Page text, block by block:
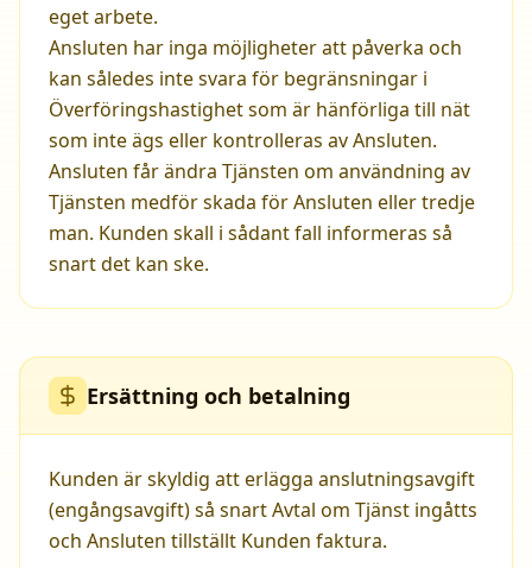
eget arbete.
Ansluten har inga möjligheter att påverka och
kan således inte svara för begränsningar i
Överföringshastighet som är hänförliga till nät
som inte ägs eller kontrolleras av Ansluten.
Ansluten får ändra Tjänsten om användning av
Tjänsten medför skada för Ansluten eller tredje
man. Kunden skall i sådant fall informeras så
snart det kan ske.
Ersättning och betalning
Kunden är skyldig att erlägga anslutningsavgift
(engångsavgift) så snart Avtal om Tjänst ingåtts
och Ansluten tillställt Kunden faktura.